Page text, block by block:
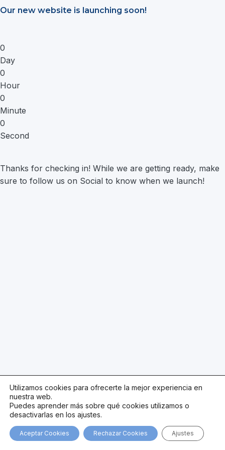
Saltar
Our new website is launching soon!
0
Day
0
Hour
0
Minute
0
Second
Thanks for checking in! While we are getting ready, make
sure to follow us on Social to know when we launch!
Utilizamos cookies para ofrecerte la mejor experiencia en
nuestra web.
Puedes aprender más sobre qué cookies utilizamos o
desactivarlas en los ajustes.
Aceptar Cookies Rechazar Cookies Ajustes